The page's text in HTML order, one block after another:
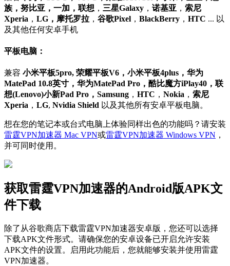
族，努比亚，一加，联想 ， 三星Galaxy ， 诺基亚 ， 索尼
Xperia ， LG，摩托罗拉 ， 谷歌Pixel ， BlackBerry ， HTC ... 以
及其他任何安卓手机
平板电脑：
兼容 小米平板5pro, 荣耀平板V6，小米平板4plus，华为
MatePad 10.8英寸，华为MatePad Pro，酷比魔方iPlay40，联
想(Lenovo)小新Pad Pro，Samsung ， HTC ， Nokia ， 索尼
Xperia ， LG, Nvidia Shield 以及其他所有安卓平板电脑。
想在您的笔记本或台式电脑上体验同样出色的功能吗？请安装
雷霆VPN加速器 Mac VPN或雷霆VPN加速器 Windows VPN ，
并可同时使用。
获取雷霆VPN加速器的Android版APK文
件下载
除了从谷歌商店下载雷霆VPN加速器安卓版，您还可以选择
下载APK文件形式。请确保您的安卓设备已开启允许安装
APK文件的设置。启用此功能后，您就能够安装并使用雷霆
VPN加速器。